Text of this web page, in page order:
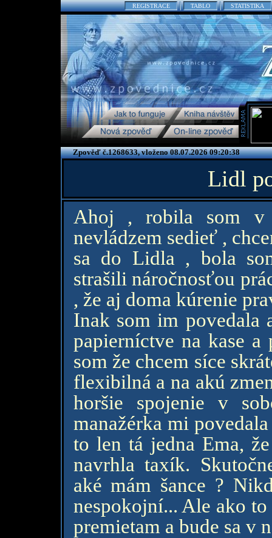
REGISTRACE TABLO STATISTIKA
Zpověď č.1268633, vloženo 08.07.2026 09:20:38
Lidl
Ahoj , robila som
nevládzem sedieť ,
sa do Lidla , bola
strašili náročnosťou
, že aj doma kúrenie
Inak som im povedala
papierníctve na kase a
som že chcem síce
flexibilná a na akú
horšie spojenie v
manažérka mi
to len tá jedna Ema,
navrhla taxík.
aké mám šance ?
nespokojní... Ale ako
premietam a bude sa v